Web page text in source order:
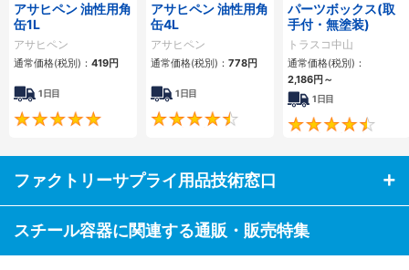
アサヒペン 油性用角
缶1L
アサヒペン
通常価格(税別)： 419円
1日目
5
アサヒペン 油性用角
缶4L
アサヒペン
通常価格(税別)： 778円
1日目
4.7
パーツボックス(取
手付・無塗装)
トラスコ中山
通常価格(税別)：
2,186円 ～
1日目
ファクトリーサプライ用品技術窓口
スチール容器に関連する通販・販売特集